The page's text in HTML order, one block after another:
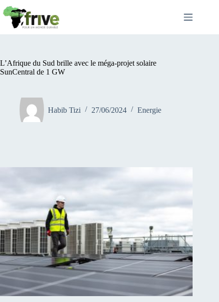
au
contenu
L’Afrique du Sud brille avec le méga-projet solaire
SunCentral de 1 GW
Habib Tizi 27/06/2024 Energie